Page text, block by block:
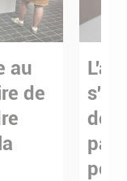
au
de
de